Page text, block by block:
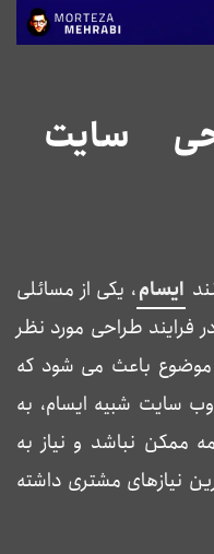
سایت
ایسام، یکی از مسائلی
فرایند طراحی مورد نظر
موضوع باعث می شود که
سایت شبیه ایسام، به
نباشد و نیاز به
نیازهای مشتری داشته